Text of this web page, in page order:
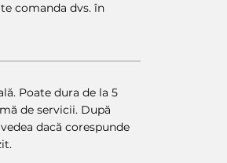
comanda dvs. în
Poate dura de la 5
de servicii. După
dacă corespunde